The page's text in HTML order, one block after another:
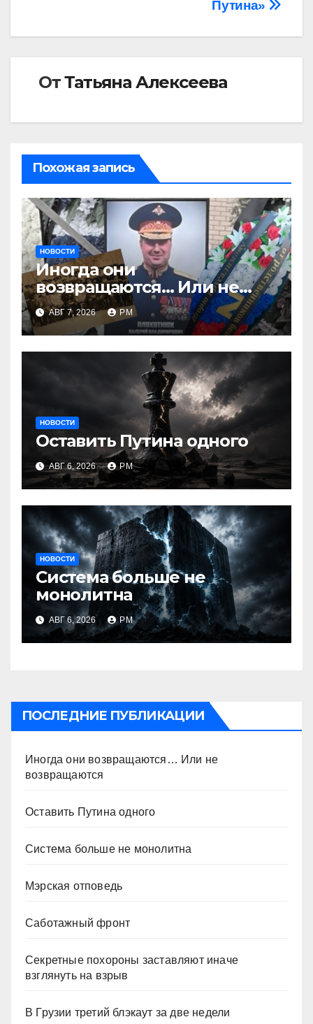
Путина»
ОтТатьяна Алексеева
Похожая запись
НОВОСТИ
Иногда они
возвращаются… Или не
возвращаются
АВГ 7, 2026 РМ
НОВОСТИ
Оставить Путина одного
АВГ 6, 2026 РМ
НОВОСТИ
Система больше не
монолитна
АВГ 6, 2026 РМ
ПОСЛЕДНИЕ ПУБЛИКАЦИИ
Иногда они возвращаются… Или не
возвращаются
Оставить Путина одного
Система больше не монолитна
Мэрская отповедь
Саботажный фронт
Секретные похороны заставляют иначе
взглянуть на взрыв
В Грузии третий блэкаут за две недели